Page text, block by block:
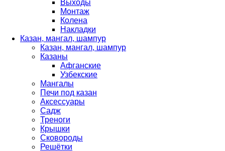
Выходы
Монтаж
Колена
Накладки
Казан, мангал, шампур
Казан, мангал, шампур
Казаны
Афганские
Узбекские
Мангалы
Печи под казан
Аксессуары
Садж
Треноги
Крышки
Сковороды
Решётки